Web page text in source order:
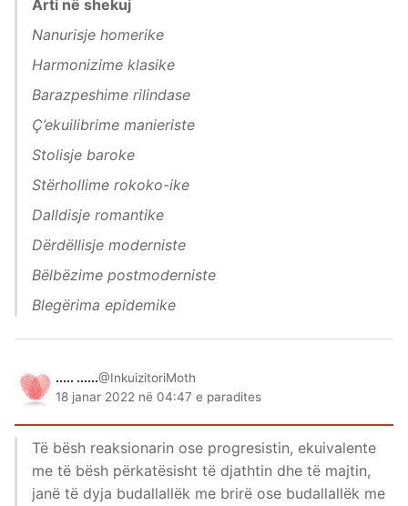
Arti në shekuj
Nanurisje homerike
Harmonizime klasike
Barazpeshime rilindase
Ç’ekuilibrime manieriste
Stolisje baroke
Stërhollime rokoko-ike
Dalldisje romantike
Dërdëllisje moderniste
Bëlbëzime postmoderniste
Blegërima epidemike
..... ......@InkuizitoriMoth
18 janar 2022 në 04:47 e paradites
Të bësh reaksionarin ose progresistin, ekuivalente
me të bësh përkatësisht të djathtin dhe të majtin,
janë të dyja budallallëk me brirë ose budallallëk me